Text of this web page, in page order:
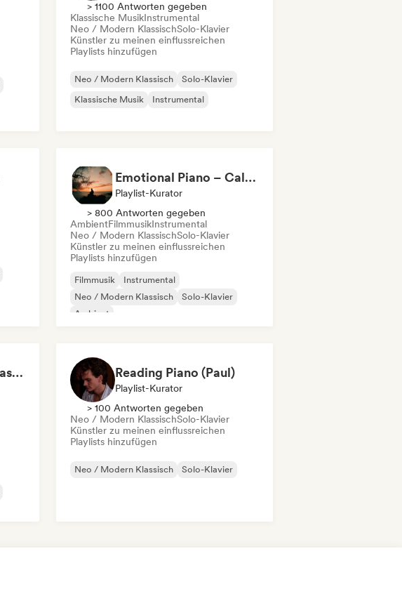
> 1100 Antworten gegeben
Klassische MusikInstrumental
Neo / Modern KlassischSolo-Klavier
Künstler zu meinen einflussreichen
Playlists hinzufügen
Neo / Modern Klassisch
Solo-Klavier
Klassische Musik
Instrumental
Emotional Piano – Calm Melodies for Focus, Read & Study
Playlist-Kurator
> 800 Antworten gegeben
AmbientFilmmusikInstrumental
Neo / Modern KlassischSolo-Klavier
Künstler zu meinen einflussreichen
Playlists hinzufügen
Filmmusik
Instrumental
Neo / Modern Klassisch
Solo-Klavier
Ambient
Relaxing Music by Casa Della Musica Reading Piano (Paul)
Playlist-Kurator
> 100 Antworten gegeben
Neo / Modern KlassischSolo-Klavier
Künstler zu meinen einflussreichen
Playlists hinzufügen
Neo / Modern Klassisch Solo-Klavier